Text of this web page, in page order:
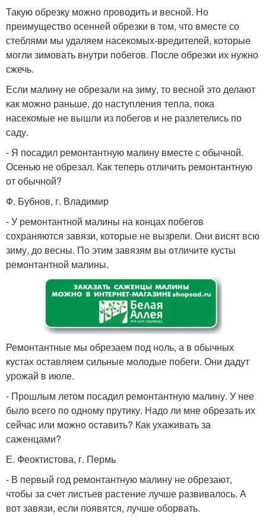
Такую обрезку можно проводить и весной. Но
преимущество осенней обрезки в том, что вместе со
стеблями мы удаляем насекомых-вредителей, которые
могли зимовать внутри побегов. После обрезки их нужно
сжечь.
Если малину не обрезали на зиму, то весной это делают
как можно раньше, до наступления тепла, пока
насекомые не вышли из побегов и не разлетелись по
саду.
- Я посадил ремонтантную малину вместе с обычной.
Осенью не обрезал. Как теперь отличить ремонтантную
от обычной?
Ф. Бубнов, г. Владимир
- У ремонтантной малины на концах побегов
сохраняются завязи, которые не вызрели. Они висят всю
зиму, до весны. По этим завязям вы отличите кусты
ремонтантной малины.
Ремонтантные мы обрезаем под ноль, а в обычных
кустах оставляем сильные молодые побеги. Они дадут
урожай в июле.
- Прошлым летом посадил ремонтантную малину. У нее
было всего по одному прутику. Надо ли мне обрезать их
сейчас или можно оставить? Как ухаживать за
саженцами?
Е. Феоктистова, г. Пермь
- В первый год ремонтантную малину не обрезают,
чтобы за счет листьев растение лучше развивалось. А
вот завязи, если появятся, лучше оборвать.